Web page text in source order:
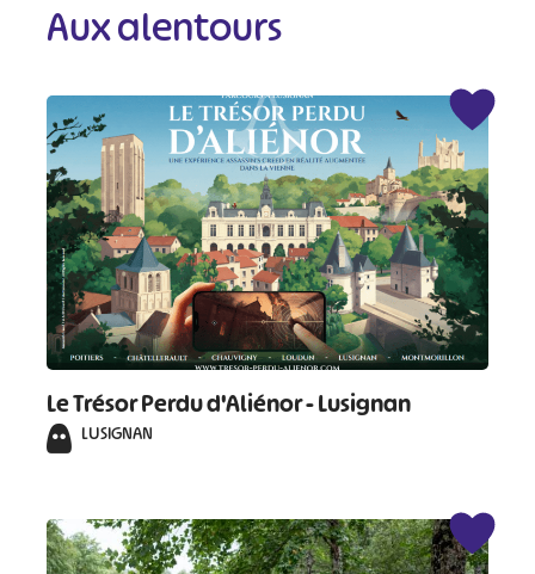
Aux alentours
Le Trésor Perdu d'Aliénor - Lusignan
LUSIGNAN